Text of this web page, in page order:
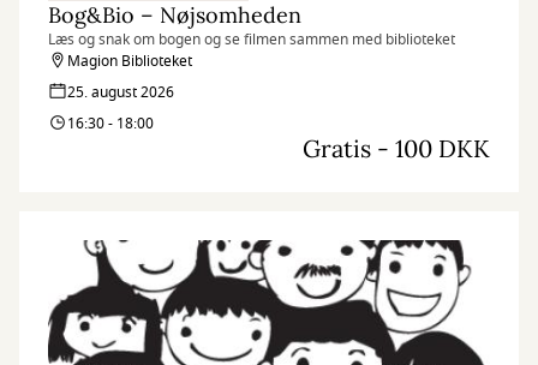
Bog&Bio – Nøjsomheden
Læs og snak om bogen og se filmen sammen med biblioteket
Magion Biblioteket
25. august 2026
16:30 - 18:00
Gratis - 100 DKK